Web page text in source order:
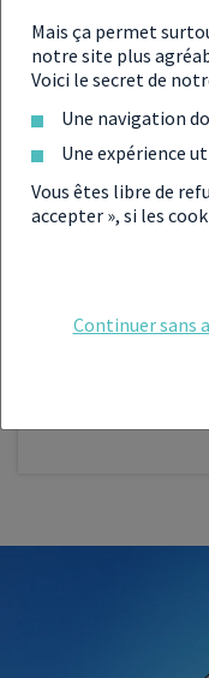
Mais ça permet
notre site plus
Voici le secret de
Une navigation
Une expérience
Vous êtes libre de
accepter », si les
Continuer sans